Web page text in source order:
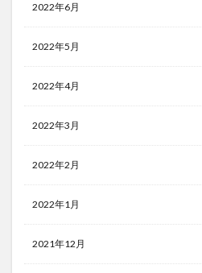
2022年6月
2022年5月
2022年4月
2022年3月
2022年2月
2022年1月
2021年12月